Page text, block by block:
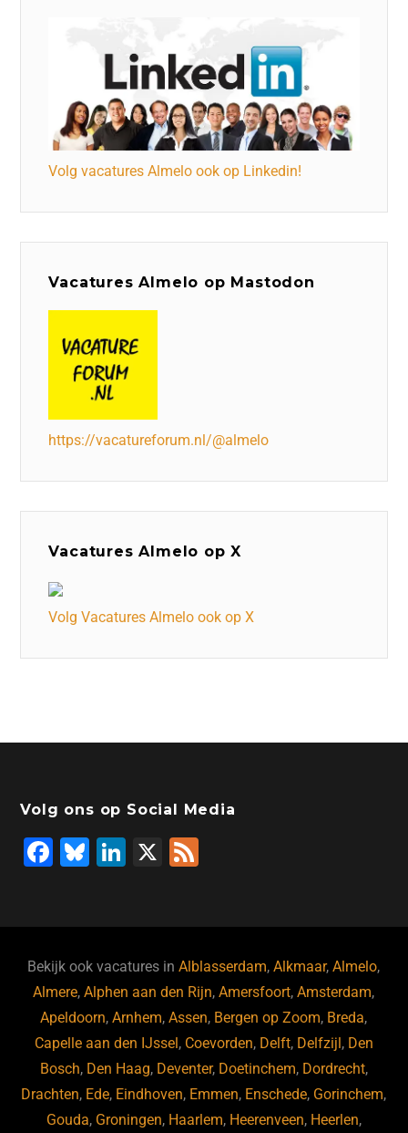
Volg vacatures Almelo ook op Linkedin!
Vacatures Almelo op Mastodon
https://vacatureforum.nl/@almelo
Vacatures Almelo op X
Volg Vacatures Almelo ook op X
Volg ons op Social Media
F
b
o
o
k
Bl
ky
Li
dI
n
X
Bekijk ook vacatures inAlblasserdam,Alkmaar,Almelo,
Almere,Alphen aan den Rijn,Amersfoort,Amsterdam,
Apeldoorn,Arnhem,Assen, Bergen op Zoom, Breda,
Capelle aan den IJssel, Coevorden, Delft, Delfzijl, Den
Bosch, Den Haag, Deventer, Doetinchem, Dordrecht,
Drachten, Ede, Eindhoven, Emmen, Enschede, Gorinchem,
Gouda, Groningen, Haarlem, Heerenveen, Heerlen,